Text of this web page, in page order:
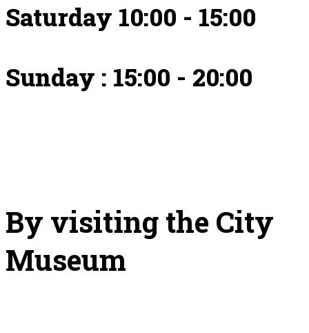
Saturday 10:00 - 15:00
Sunday : 15:00 - 20:00
By visiting the City
Museum